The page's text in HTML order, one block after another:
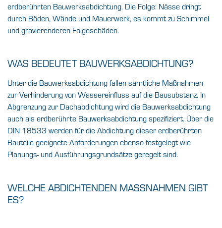
erdberührten Bauwerksabdichtung. Die Folge: Nässe dringt
durch Böden, Wände und Mauerwerk, es kommt zu Schimmel
und gravierenderen Folgeschäden.
WAS BEDEUTET BAUWERKSABDICHTUNG?
Unter die Bauwerksabdichtung fallen sämtliche Maßnahmen
zur Verhinderung von Wassereinfluss auf die Bausubstanz. In
Abgrenzung zur Dachabdichtung wird die Bauwerksabdichtung
auch als erdberührte Bauwerksabdichtung spezifiziert. Über die
DIN 18533 werden für die Abdichtung dieser erdberührten
Bauteile geeignete Anforderungen ebenso festgelegt wie
Planungs- und Ausführungsgrundsätze geregelt sind.
WELCHE ABDICHTENDEN MASSNAHMEN GIBT E
S?